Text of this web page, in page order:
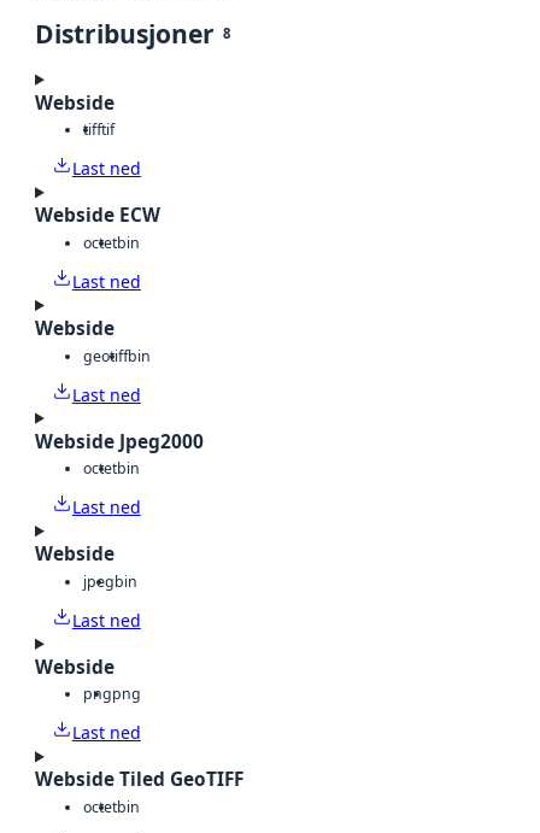
Distribusjoner 8
Webside
tifftif
Last ned
Webside ECW
octetbin
Last ned
Webside
geotiffbin
Last ned
Webside Jpeg2000
octetbin
Last ned
Webside
jpegbin
Last ned
Webside
pngpng
Last ned
Webside Tiled GeoTIFF
octetbin